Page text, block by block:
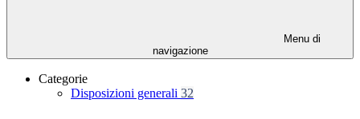
Menu di
navigazione
Categorie
Disposizioni generali 32